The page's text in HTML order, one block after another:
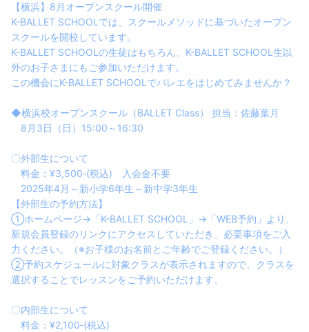
【横浜】8月オープンスクール開催
K-BALLET SCHOOLでは、スクールメソッドに基づいたオープン
スクールを開校しています。
K-BALLET SCHOOLの生徒はもちろん、K-BALLET SCHOOL生以
外のお子さまにもご参加いただけます。
この機会にK-BALLET SCHOOLでバレエをはじめてみませんか？
◆横浜校オープンスクール（BALLET Class） 担当：佐藤葉月
8月3日（日）15:00～16:30
〇外部生について
料金：¥3,500‐(税込) 入会金不要
2025年4月～新小学6年生～新中学3年生
【外部生の予約方法】
①ホームページ→「K-BALLET SCHOOL」→「WEB予約」より、
新規会員登録のリンクにアクセスしていただき、必要事項をご入
力ください。（※お子様のお名前とご年齢でご登録ください。）
②予約スケジュールに対象クラスが表示されますので、クラスを
選択することでレッスンをご予約いただけます。
〇内部生について
料金：¥2,100‐(税込)